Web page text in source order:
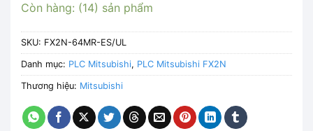
Còn hàng: (14) sản phẩm
SKU: FX2N-64MR-ES/UL
Danh mục: PLC Mitsubishi, PLC Mitsubishi FX2N
Thương hiệu: Mitsubishi